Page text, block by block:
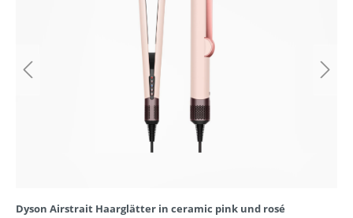
Dyson Airstrait Haarglätter in ceramic pink und rosé